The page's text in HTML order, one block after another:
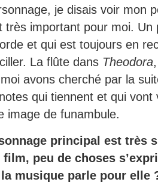
je disais voir mon
très important pour moi. Un
et qui est toujours en
La flûte dans Theodora
avons cherché par la
qui tiennent et qui vont
image de funambule.
principal est très
peu de choses
musique parle pour elle